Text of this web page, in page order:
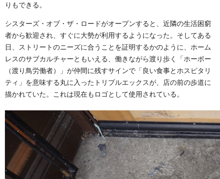
りもできる。
シスターズ・オブ・ザ・ロードがオープンすると、近隣の生活困窮
者から歓迎され、すぐに大勢が利用するようになった。そしてある
日、ストリートのニーズに合うことを証明するかのように、ホーム
レスのサブカルチャーともいえる、働きながら渡り歩く「ホーボー
（渡り鳥労働者）」が仲間に残すサインで「良い食事とホスピタリ
ティ」を意味する丸に入ったトリプルエックスが、店の前の歩道に
描かれていた。これは現在もロゴとして使用されている。